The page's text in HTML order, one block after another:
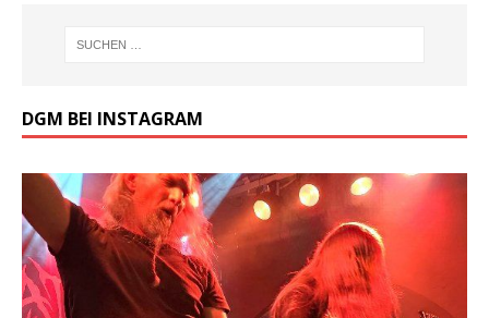
DGM BEI INSTAGRAM